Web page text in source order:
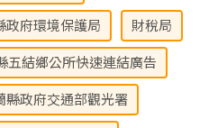
政府環境保護局 財稅局
五結鄉公所快速連結廣告
縣政府交通部觀光署